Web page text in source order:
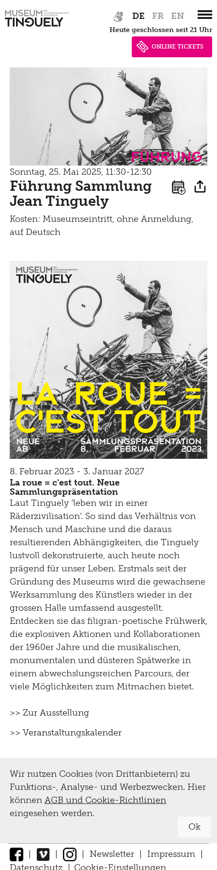
Hauptnavigation
to
DE FR EN
heute geschlossen seit 21 Uhr
ONLINE TICKETS
Tinguely100
Gehen
Datenschutz
Bistro
Late Thursday Menu
Shop
Führung
Sonntag, 25. Mai 2025, 11:30-12:30
Führung Sammlung
Jean Tinguely
Kosten: Museumseintritt, ohne Anmeldung,
auf Deutsch
8. Februar 2023 - 3. Januar 2027
La roue = c'est tout. Neue
Sammlungspräsentation
Laut Tinguely ‘leben wir in einer
Räderzivilisation’. So sind das Verhältnis von
Mensch und Maschine und die daraus
resultierenden Abhängigkeiten, die Tinguely
lustvoll dekonstruierte, auch heute noch
prägend für unser Leben. Erstmals seit der
Gründung des Museums wird die gewachsene
Werksammlung des Künstlers wieder in der
grossen Halle umfassend ausgestellt.
Entdecken sie das filigran-poetische Frühwerk,
die explosiven Aktionen und Kollaborationen
der 1960er Jahre und die musikalischen,
monumentalen und düsteren Spätwerke in
einem abwechslungsreichen Parcours, der
viele Möglichkeiten zum Mitmachen bietet.
>> Zur Ausstellung
>> Veranstaltungskalender
Wir nutzen Cookies (von Drittanbietern) zu
Funktions-, Analyse- und Werbezwecken. Hier
können AGB und Cookie-Richtlinien
eingesehen werden.
Ok
| | | Newsletter | Impressum |
Datenschutz
Cookie-Einstellungen